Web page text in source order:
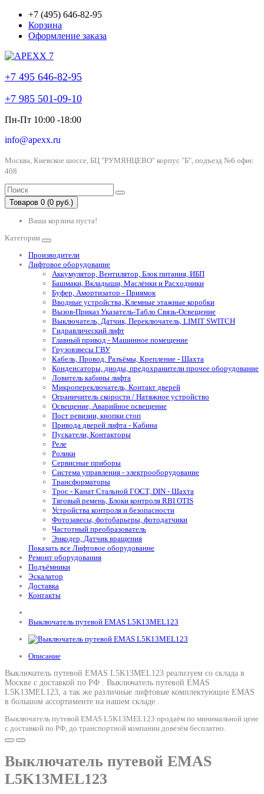
+7 (495) 646-82-95
Корзина
Оформление заказа
+7 495 646-82-95
+7 985 501-09-10
Пн-Пт 10:00 -18:00
info@apexx.ru
Москва, Киевское шоссе, БЦ "РУМЯНЦЕВО" корпус "Б", подъезд №6 офис
408
Товаров 0 (0 руб.)
Ваша корзина пуста!
Категории
Производители
Лифтовое оборудование
Аккумулятор, Вентилятор, Блок питания, ИБП
Башмаки, Вкладыши, Маслёнки и Расходники
Буфер, Амортизатор - Приямок
Вводные устройства, Клемные этажные коробки
Вызов-Приказ Указатель-Табло Связь-Освещение
Выключатель, Датчик, Переключатель, LIMIT SWITCH
Гидравлический лифт
Главный привод - Машинное помещение
Грузовзвесы ГВУ
Кабель, Провод, Разъёмы, Крепление - Шахта
Конденсаторы, диоды, предохранители прочее оборудование
Ловитель кабины лифта
Микропереключатель, Контакт дверей
Ограничитель скорости / Натяжное устройство
Освещение, Аварийное освещение
Пост ревизии, кнопки стоп
Привода дверей лифта - Кабина
Пускатели, Контакторы
Реле
Ролики
Сервисные приборы
Система управления - электрооборудование
Трансформаторы
Трос - Канат Стальной ГОСТ, DIN - Шахта
Тяговый ремень, Блоки контроля RBI OTIS
Устройства контроля и безопасности
Фотозавесы, фотобарьеры, фотодатчики
Частотный преобразователь
Энкодер, Датчик вращения
Показать все Лифтовое оборудование
Ремонт оборудования
Подъёмники
Эскалатор
Доставка
Контакты
Выключатель путевой EMAS L5K13MEL123
Описание
Выключатель путевой EMAS L5K13MEL123 реализуем со склада в
Москве с доставкой по РФ . Выключатель путевой EMAS
L5K13MEL123, а так же различные лифтовые комплектующие EMAS
в большом ассортименте на нашем складе .
Выключатель путевой EMAS L5K13MEL123 продаём по минимальной цене
с доставкой по РФ, до транспортной компании довезём бесплатно.
Выключатель путевой EMAS
L5K13MEL123